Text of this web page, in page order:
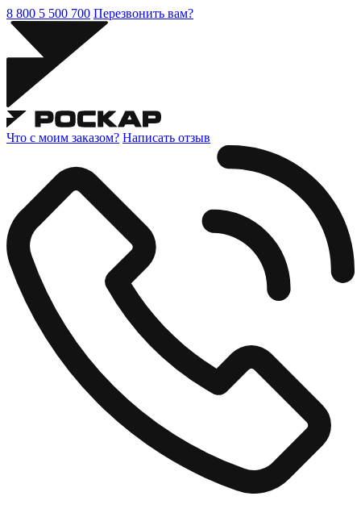
8 800 5 500 700 Перезвонить вам?
Что с моим заказом? Написать отзыв